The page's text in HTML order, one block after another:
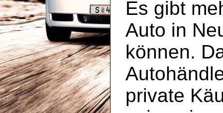
Es gibt
Auto in
können.
private